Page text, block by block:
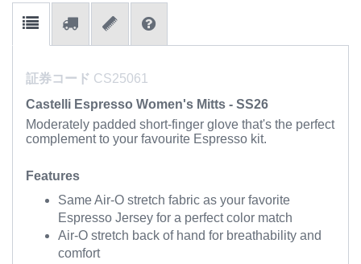
証券コード CS25061
Castelli Espresso Women's Mitts - SS26
Moderately padded short-finger glove that's the perfect
complement to your favourite Espresso kit.
Features
Same Air-O stretch fabric as your favorite
Espresso Jersey for a perfect color match
Air-O stretch back of hand for breathability and
comfort